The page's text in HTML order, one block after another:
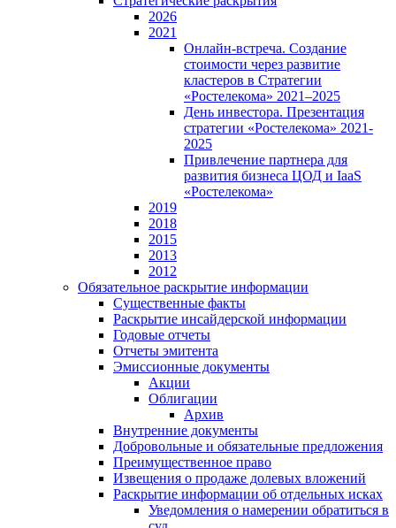
2026
2021
Онлайн-встреча. Создание
стоимости через развитие
кластеров в Стратегии
«Ростелекома» 2021–2025
День инвестора. Презентация
стратегии «Ростелекома» 2021-
2025
Привлечение партнера для
развития бизнеса ЦОД и IaaS
«Ростелекома»
2019
2018
2015
2013
2012
Обязательное раскрытие информации
Существенные факты
Раскрытие инсайдерской информации
Годовые отчеты
Отчеты эмитента
Эмиссионные документы
Акции
Облигации
Архив
Внутренние документы
Добровольные и обязательные предложения
Преимущественное право
Извещения о продаже долевых вложений
Раскрытие информации об отдельных исках
Уведомления о намерении обратиться в